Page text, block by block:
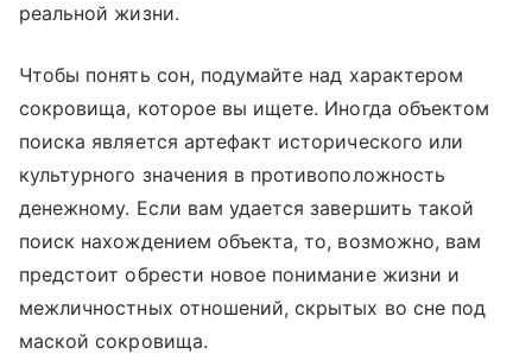
реальной жизни.
Чтобы понять сон, подумайте над характером
сокровища, которое вы ищете. Иногда объектом
поиска является артефакт исторического или
культурного значения в противоположность
денежному. Если вам удается завершить такой
поиск нахождением объекта, то, возможно, вам
предстоит обрести новое понимание жизни и
межличностных отношений, скрытых во сне под
маской сокровища.